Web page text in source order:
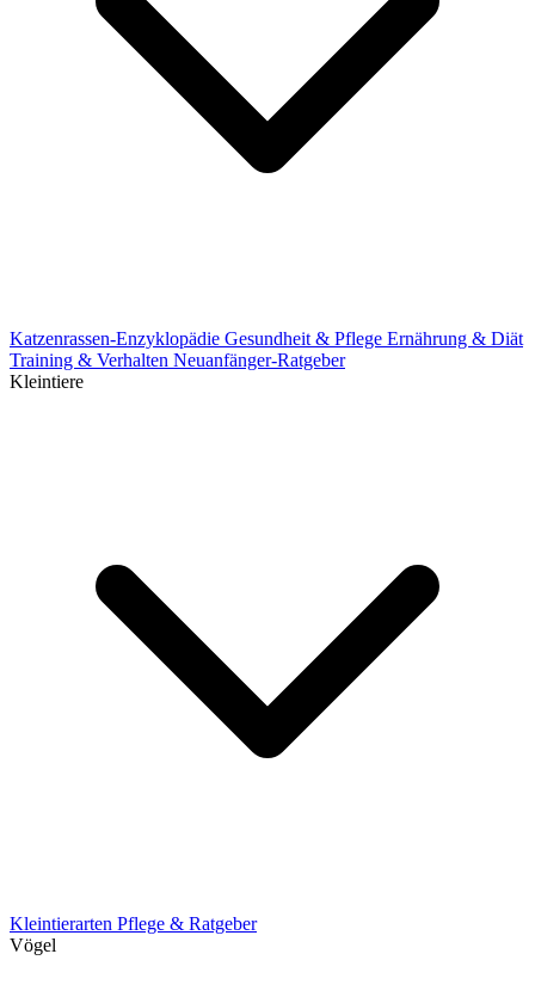
Katzenrassen-Enzyklopädie Gesundheit & Pflege Ernährung & Diät
Training & Verhalten Neuanfänger-Ratgeber
Kleintiere
Kleintierarten Pflege & Ratgeber
Vögel